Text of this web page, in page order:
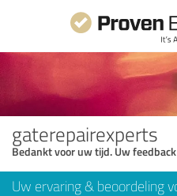
gaterepairexperts
Bedankt voor uw tijd. Uw
Uw ervaring & beoordeling